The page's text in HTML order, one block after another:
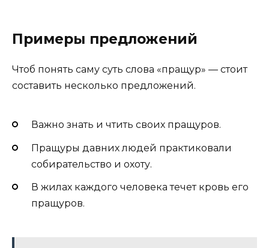
Примеры предложений
Чтоб понять саму суть слова «пращур» — стоит
составить несколько предложений.
Важно знать и чтить своих пращуров.
Пращуры давних людей практиковали
собирательство и охоту.
В жилах каждого человека течет кровь его
пращуров.